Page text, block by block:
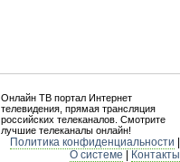
Онлайн ТВ портал Интернет
телевидения, прямая трансляция
российских телеканалов. Смотрите
лучшие телеканалы онлайн!
Политика конфиденциальности
О системе
Контакты